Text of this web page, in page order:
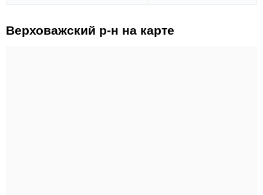
Верховажский р-н на карте